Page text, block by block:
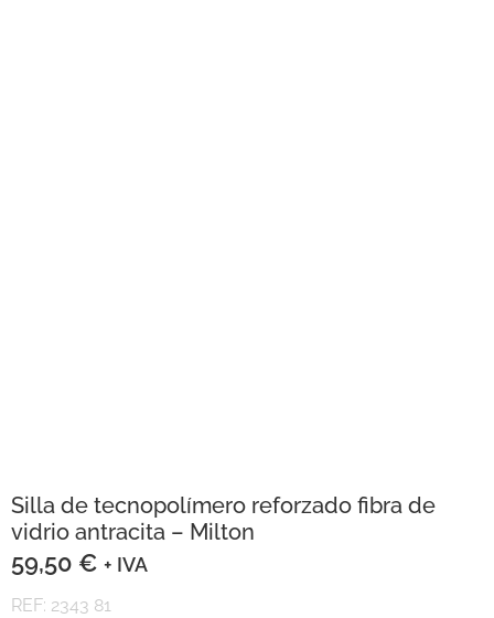
Silla de tecnopolímero reforzado fibra de
vidrio antracita – Milton
59,50 € + IVA
REF: 2343 81